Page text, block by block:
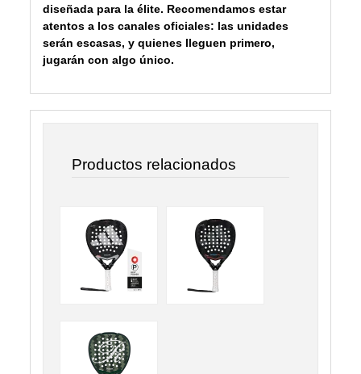
diseñada para la élite. Recomendamos estar
atentos a los canales oficiales: las unidades
serán escasas, y quienes lleguen primero,
jugarán con algo único.
Productos relacionados